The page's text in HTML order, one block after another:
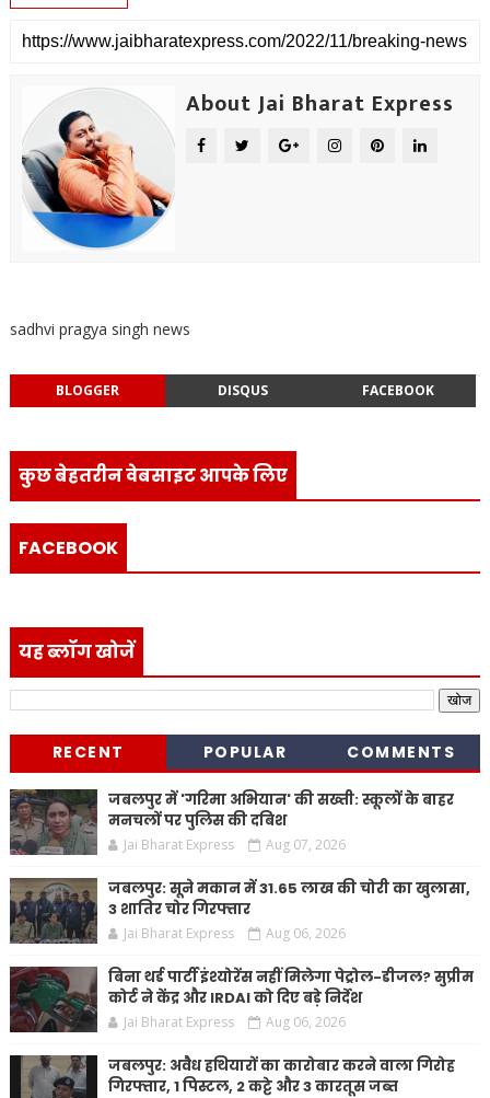
About Jai Bharat Express
sadhvi pragya singh news
BLOGGER DISQUS FACEBOOK
कुछ बेहतरीन वेबसाइट आपके लिए
FACEBOOK
यह ब्लॉग खोजें
RECENT POPULAR COMMENTS
जबलपुर में 'गरिमा अभियान' की सख्ती: स्कूलों के बाहर
मनचलों पर पुलिस की दबिश
Jai Bharat Express Aug 07, 2026
जबलपुर: सूने मकान में 31.65 लाख की चोरी का खुलासा,
3 शातिर चोर गिरफ्तार
Jai Bharat Express Aug 06, 2026
बिना थर्ड पार्टी इंश्योरेंस नहीं मिलेगा पेट्रोल-डीजल? सुप्रीम
कोर्ट ने केंद्र और IRDAI को दिए बड़े निर्देश
Jai Bharat Express Aug 06, 2026
जबलपुर: अवैध हथियारों का कारोबार करने वाला गिरोह
गिरफ्तार, 1 पिस्टल, 2 कट्टे और 3 कारतूस जब्त